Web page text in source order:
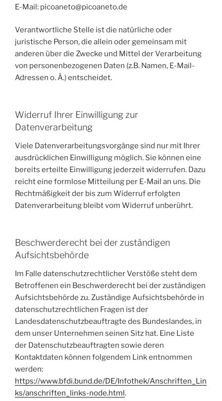
E-Mail: picoaneto@picoaneto.de
Verantwortliche Stelle ist die natürliche oder
juristische Person, die allein oder gemeinsam mit
anderen über die Zwecke und Mittel der Verarbeitung
von personenbezogenen Daten (z.B. Namen, E-Mail-
Adressen o. Ä.) entscheidet.
Widerruf Ihrer Einwilligung zur
Datenverarbeitung
Viele Datenverarbeitungsvorgänge sind nur mit Ihrer
ausdrücklichen Einwilligung möglich. Sie können eine
bereits erteilte Einwilligung jederzeit widerrufen. Dazu
reicht eine formlose Mitteilung per E-Mail an uns. Die
Rechtmäßigkeit der bis zum Widerruf erfolgten
Datenverarbeitung bleibt vom Widerruf unberührt.
Beschwerderecht bei der zuständigen
Aufsichtsbehörde
Im Falle datenschutzrechtlicher Verstöße steht dem
Betroffenen ein Beschwerderecht bei der zuständigen
Aufsichtsbehörde zu. Zuständige Aufsichtsbehörde in
datenschutzrechtlichen Fragen ist der
Landesdatenschutzbeauftragte des Bundeslandes, in
dem unser Unternehmen seinen Sitz hat. Eine Liste
der Datenschutzbeauftragten sowie deren
Kontaktdaten können folgendem Link entnommen
werden:
https://www.bfdi.bund.de/DE/Infothek/Anschriften_Lin
ks/anschriften_links-node.html.